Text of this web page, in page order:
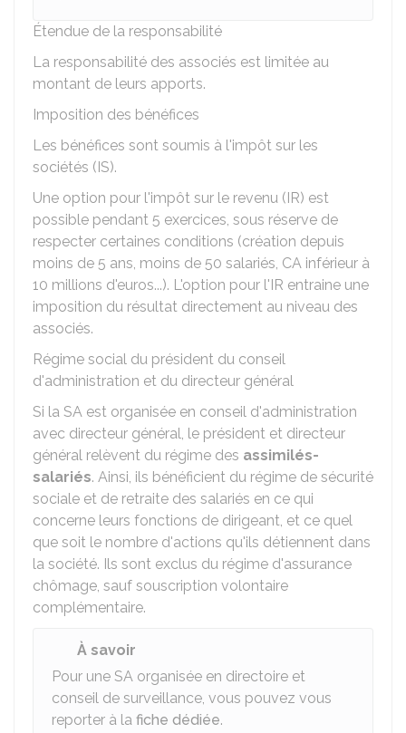
Étendue de la responsabilité
La responsabilité des associés est limitée au
montant de leurs apports.
Imposition des bénéfices
Les bénéfices sont soumis à l'impôt sur les
sociétés (IS).
Une option pour l'impôt sur le revenu (IR) est
possible pendant 5 exercices, sous réserve de
respecter certaines conditions (création depuis
moins de 5 ans, moins de 50 salariés, CA inférieur à
10 millions d'euros...). L'option pour l'IR entraine une
imposition du résultat directement au niveau des
associés.
Régime social du président du conseil
d'administration et du directeur général
Si la SA est organisée en conseil d'administration
avec directeur général, le président et directeur
général relèvent du régime des assimilés-
salariés. Ainsi, ils bénéficient du régime de sécurité
sociale et de retraite des salariés en ce qui
concerne leurs fonctions de dirigeant, et ce quel
que soit le nombre d'actions qu'ils détiennent dans
la société. Ils sont exclus du régime d'assurance
chômage, sauf souscription volontaire
complémentaire.
À savoir
Pour une SA organisée en directoire et
conseil de surveillance, vous pouvez vous
reporter à la fiche dédiée.